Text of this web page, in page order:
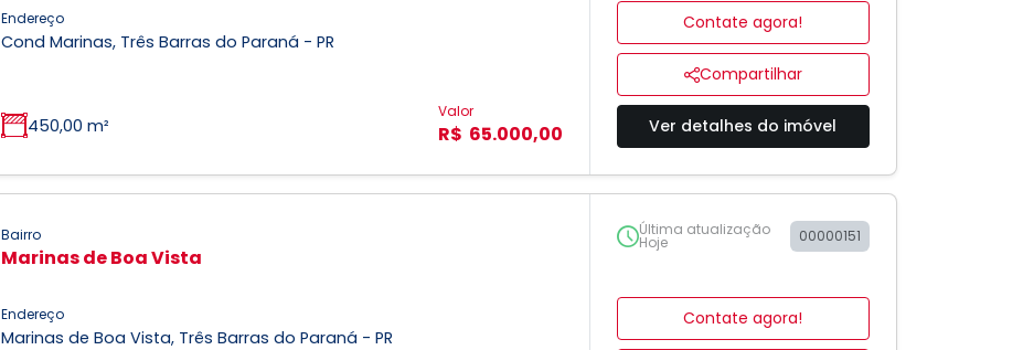
Endereço
Cond Marinas, Três Barras do Paraná - PR
450,00 m²
Valor
R$ 65.000,00
Contate agora!
Compartilhar
Ver detalhes do imóvel
Bairro
Marinas de Boa Vista
Endereço
Marinas de Boa Vista, Três Barras do Paraná - PR
Última atualização
Hoje 00000151
Contate agora!